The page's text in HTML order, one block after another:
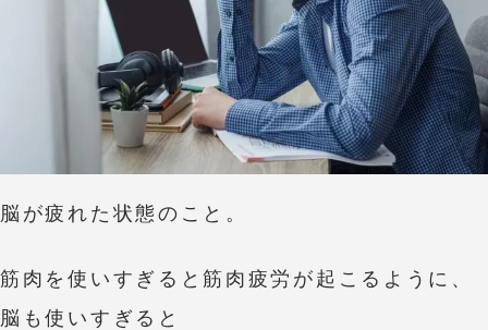
脳が疲れた状態のこと。
筋肉を使いすぎると筋肉疲労が起こるように、
脳も使いすぎると